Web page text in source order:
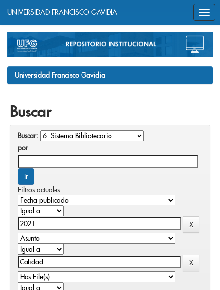
navigation
UNIVERSIDAD FRANCISCO GAVIDIA
Universidad Francisco Gavidia
Buscar
Buscar:
por
Filtros actuales: